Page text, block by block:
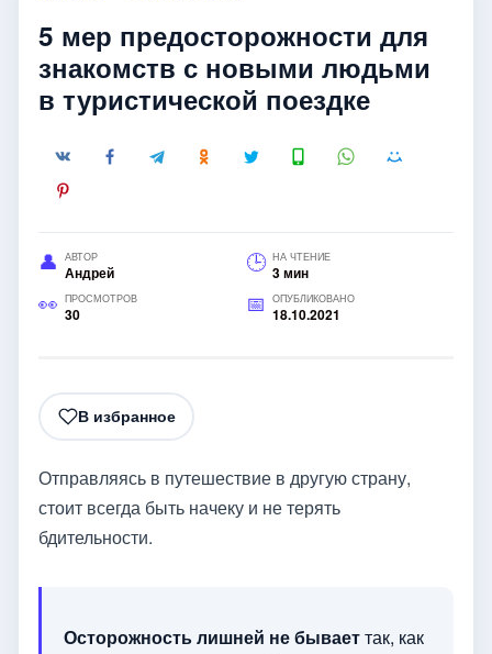
5 мер предосторожности для
знакомств с новыми людьми
в туристической поездке
АВТОР
Андрей
НА ЧТЕНИЕ
3 мин
ПРОСМОТРОВ
30
ОПУБЛИКОВАНО
18.10.2021
В избранное
Отправляясь в путешествие в другую страну,
стоит всегда быть начеку и не терять
бдительности.
Осторожность лишней не бываеттак, как